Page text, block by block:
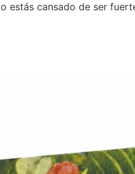
estás cansado de ser